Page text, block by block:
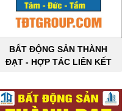
BẤT ĐỘNG SẢN THÀNH
ĐẠT - HỢP TÁC LIÊN KẾT